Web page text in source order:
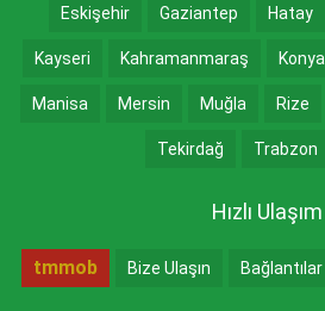
Eskişehir Gaziantep Hatay
Kayseri Kahramanmaraş Konya
Manisa Mersin Muğla Rize
Tekirdağ Trabzon
Hızlı Ulaşım
tmmob Bize Ulaşın Bağlantılar